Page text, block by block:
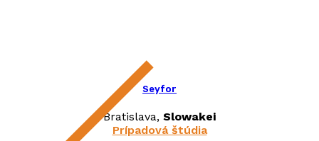
Seyfor
Bratislava, Slowakei
Prípadová štúdia